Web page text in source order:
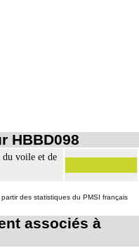
HBBD098
du voile et de
des statistiques du PMSI français
associés à